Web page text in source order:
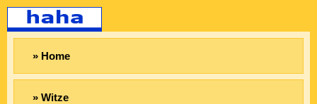
» Home
» Witze